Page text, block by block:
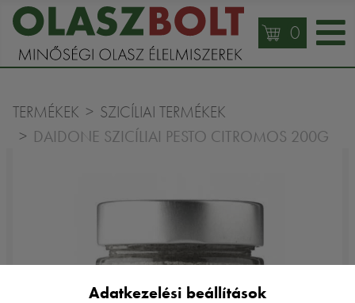
0
TERMÉKEK SZICÍLIAI TERMÉKEK
DAIDONE SZICÍLIAI PESTO CITROMOS 200G
Adatkezelési beállítások